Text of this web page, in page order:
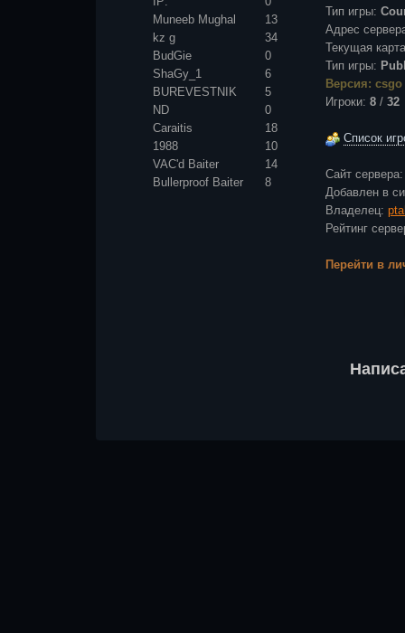
Muneeb Mughal
13
kz g
34
BudGie
0
ShaGy_1
6
BUREVESTNIK
5
ND
0
Caraitis
18
1988
10
VAC'd Baiter
14
Bullerproof Baiter
8
Тип игры:
Адрес
Текущая
Тип игры:
Версия: csgo
Игроки: 8 / 32
Список
Сайт
Добавлен в
Владелец:
Рейтинг
Перейти в